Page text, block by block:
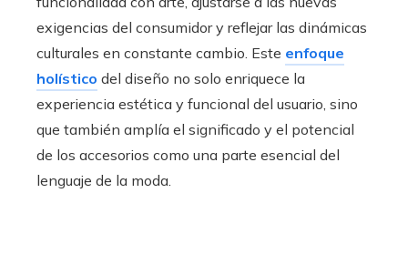
exigencias del consumidor y reflejar las dinámicas
culturales en constante cambio. Este enfoque
holístico del diseño no solo enriquece la
experiencia estética y funcional del usuario, sino
que también amplía el significado y el potencial
de los accesorios como una parte esencial del
lenguaje de la moda.